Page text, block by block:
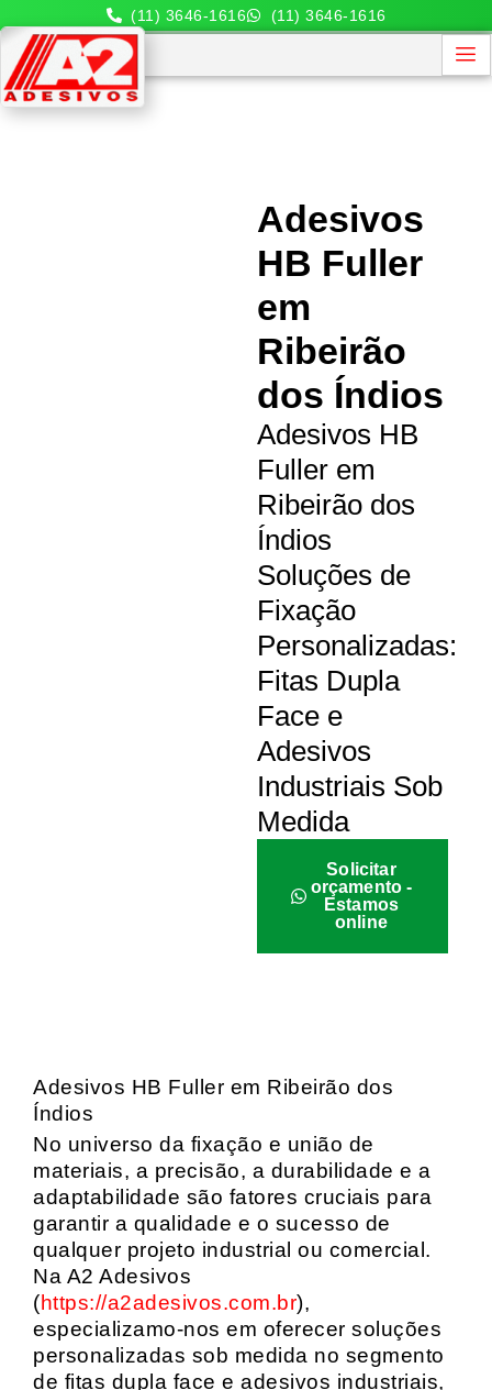
(11) 3646-1616 (11) 3646-1616
Adesivos
HB Fuller
em
Ribeirão
dos Índios
Adesivos HB
Fuller em
Ribeirão dos
Índios
Soluções de
Fixação
Personalizadas:
Fitas Dupla
Face e
Adesivos
Industriais Sob
Medida
Solicitar
orçamento -
Estamos
online
Adesivos HB Fuller em Ribeirão dos
Índios
No universo da fixação e união de
materiais, a precisão, a durabilidade e a
adaptabilidade são fatores cruciais para
garantir a qualidade e o sucesso de
qualquer projeto industrial ou comercial.
Na A2 Adesivos
(https://a2adesivos.com.br),
especializamo-nos em oferecer soluções
personalizadas sob medida no segmento
de fitas dupla face e adesivos industriais,